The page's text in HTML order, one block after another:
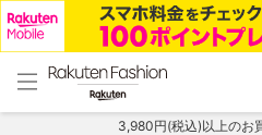
menu home
トップ
3,980円(税込)以上のお